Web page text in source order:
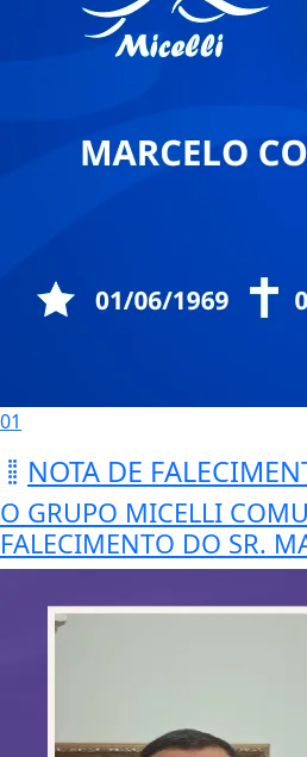
01
NOTA DE
O GRUPO MICELLI
FALECIMENTO DO SR.